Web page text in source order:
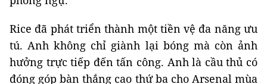
Rice đã phát triển thành một tiền vệ đa năng ưu
tú. Anh không chỉ giành lại bóng mà còn ảnh
hưởng trực tiếp đến tấn công. Anh là cầu thủ có
đóng góp bàn thắng cao thứ ba cho Arsenal mùa